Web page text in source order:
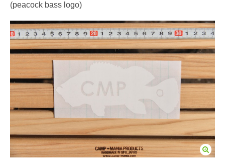
(peacock bass logo)